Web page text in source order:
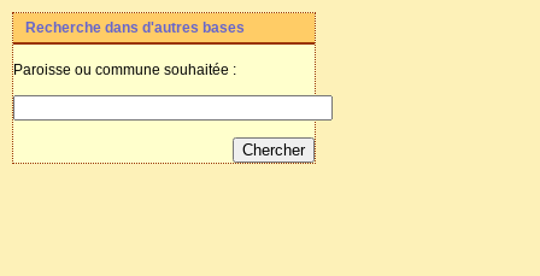
Recherche dans d'autres bases
Paroisse ou commune souhaitée :